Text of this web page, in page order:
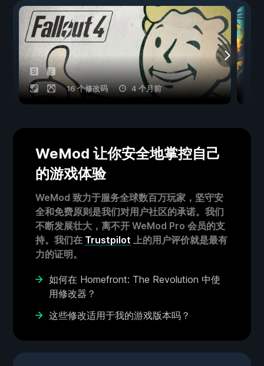
16 个修改码 4 个月前
WeMod 让你安全地掌控自己
的游戏体验
WeMod 致力于服务全球数百万玩家，坚守安
全和免费原则是我们对用户社区的承诺。我们
不断发展壮大，离不开 WeMod Pro 会员的支
持。我们在 Trustpilot 上的用户评价就是最有
力的证明。
如何在 Homefront: The Revolution 中使
用修改器？
这些修改适用于我的游戏版本吗？